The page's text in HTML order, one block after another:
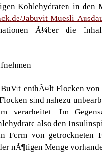
Kohlehydraten in den
Jabuvit-Muesli-
Ã¼ber die
enthÃ¤lt Flocken
sind nahezu
verarbeitet. Im
also den
Form von getrockneten
nÃ¶tigen Menge